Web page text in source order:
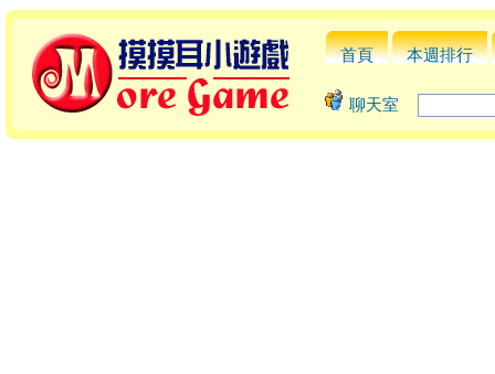
首頁 本週排行
聊天室